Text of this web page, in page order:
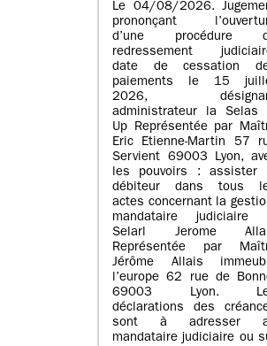
Le 04/08/2026.
prononçant
d’une procédure
redressement
date de cessation
paiements le 15
2026,
administrateur la Selas
Up Représentée par
Eric Etienne-Martin 57
Servient 69003 Lyon,
les pouvoirs : assister
débiteur dans tous
actes concernant la
mandataire judiciaire
Selarl Jerome
Représentée par
Jérôme Allais
l’europe 62 rue de
69003 Lyon.
déclarations des
sont à adresser
mandataire judiciaire ou